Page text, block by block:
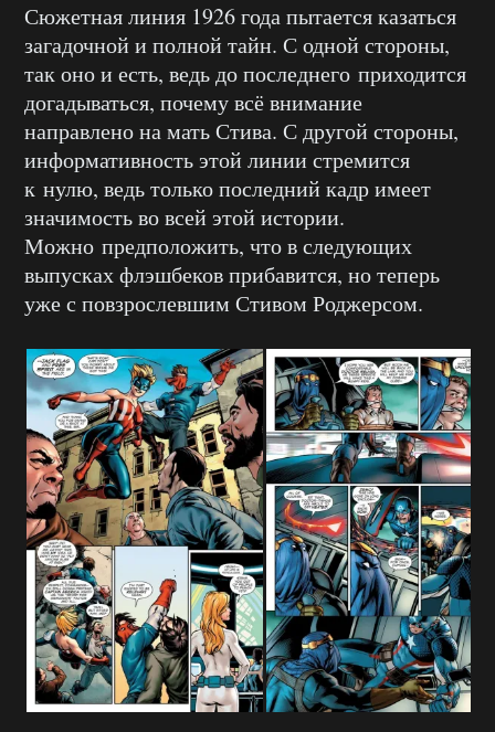
Сюжетная линия 1926 года пытается казаться
загадочной и полной тайн. С одной стороны,
так оно и есть, ведь до последнего приходится
догадываться, почему всё внимание
направлено на мать Стива. С другой стороны,
информативность этой линии стремится
к нулю, ведь только последний кадр имеет
значимость во всей этой истории.
Можно предположить, что в следующих
выпусках флэшбеков прибавится, но теперь
уже с повзрослевшим Стивом Роджерсом.